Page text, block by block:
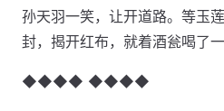
孙天羽一笑，让开道路。等玉
封，揭开红布，就着酒瓮喝了
◆◆◆◆ ◆◆◆◆